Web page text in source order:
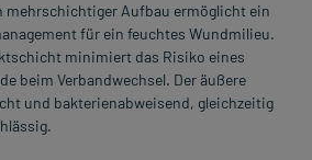
mehrschichtiger Aufbau ermöglicht ein
für ein feuchtes Wundmilieu.
minimiert das Risiko eines
beim Verbandwechsel. Der äußere
und bakterienabweisend, gleichzeitig